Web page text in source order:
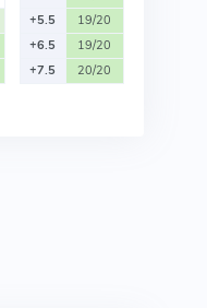
+5.5
19/20
+6.5
19/20
+7.5
20/20